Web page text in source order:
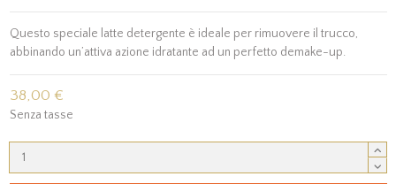
Questo speciale latte detergente è ideale per rimuovere il trucco,
abbinando un’attiva azione idratante ad un perfetto demake-up.
38,00 €
Senza tasse